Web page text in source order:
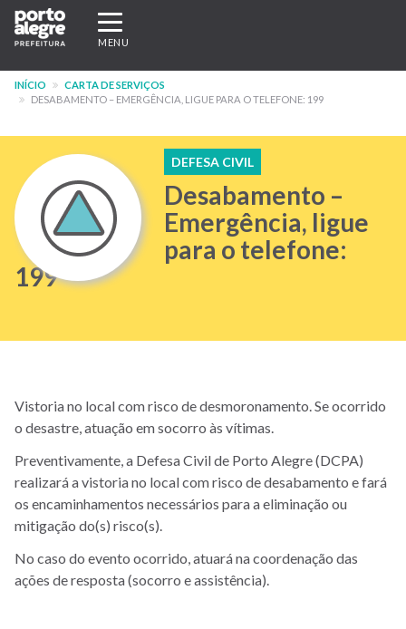
Pular
para
conteúdo
principal
Expandir/recolher
navegação
MENU
INÍCIO
CARTA DE SERVIÇOS
DESABAMENTO – EMERGÊNCIA, LIGUE PARA O TELEFONE: 199
DEFESA CIVIL
Desabamento –
Emergência, ligue
para o telefone:
199
Vistoria no local com risco de desmoronamento. Se ocorrido
o desastre, atuação em socorro às vítimas.
Preventivamente, a Defesa Civil de Porto Alegre (DCPA)
realizará a vistoria no local com risco de desabamento e fará
os encaminhamentos necessários para a eliminação ou
mitigação do(s) risco(s).
No caso do evento ocorrido, atuará na coordenação das
ações de resposta (socorro e assistência).